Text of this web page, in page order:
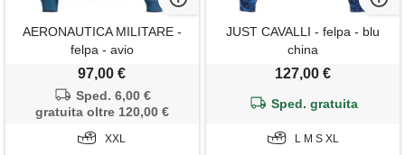
AERONAUTICA MILITARE -
felpa - avio
97,00 €
Sped. 6,00 €
gratuita oltre 120,00 €
XXL
JUST CAVALLI - felpa - blu
china
127,00 €
Sped. gratuita
L M S XL